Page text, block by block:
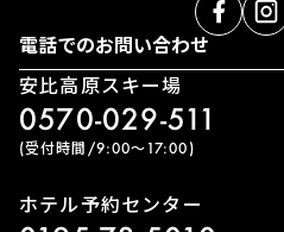
電話でのお問い合わせ
安比高原スキー場
0570-029-511
(受付時間/9:00〜17:00)
ホテル予約センター